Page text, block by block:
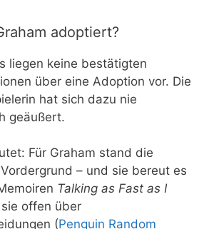
adoptiert?
liegen keine bestätigten
über eine Adoption vor. Die
hat sich dazu nie
geäußert.
Für Graham stand die
– und sie bereut es
Talking as Fast as I
offen über
(Penguin Random